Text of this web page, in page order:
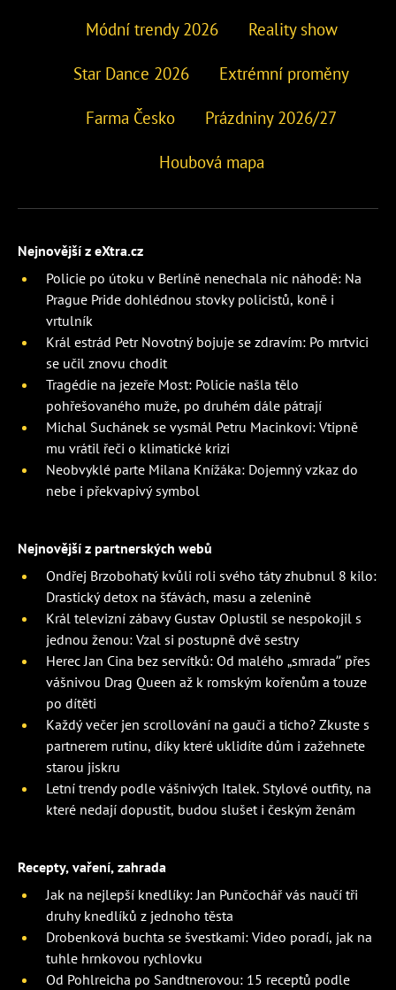
Módní trendy 2026 Reality show
Star Dance 2026 Extrémní proměny
Farma Česko Prázdniny 2026/27
Houbová mapa
Nejnovější z eXtra.cz
Policie po útoku v Berlíně nenechala nic náhodě: Na
Prague Pride dohlédnou stovky policistů, koně i
vrtulník
Král estrád Petr Novotný bojuje se zdravím: Po mrtvici
se učil znovu chodit
Tragédie na jezeře Most: Policie našla tělo
pohřešovaného muže, po druhém dále pátrají
Michal Suchánek se vysmál Petru Macinkovi: Vtipně
mu vrátil řeči o klimatické krizi
Neobvyklé parte Milana Knížáka: Dojemný vzkaz do
nebe i překvapivý symbol
Nejnovější z partnerských webů
Ondřej Brzobohatý kvůli roli svého táty zhubnul 8 kilo:
Drastický detox na šťávách, masu a zelenině
Král televizní zábavy Gustav Oplustil se nespokojil s
jednou ženou: Vzal si postupně dvě sestry
Herec Jan Cina bez servítků: Od malého „smrada” přes
vášnivou Drag Queen až k romským kořenům a touze
po dítěti
Každý večer jen scrollování na gauči a ticho? Zkuste s
partnerem rutinu, díky které uklidíte dům i zažehnete
starou jiskru
Letní trendy podle vášnivých Italek. Stylové outfity, na
které nedají dopustit, budou slušet i českým ženám
Recepty, vaření, zahrada
Jak na nejlepší knedlíky: Jan Punčochář vás naučí tři
druhy knedlíků z jednoho těsta
Drobenková buchta se švestkami: Video poradí, jak na
tuhle hrnkovou rychlovku
Od Pohlreicha po Sandtnerovou: 15 receptů podle